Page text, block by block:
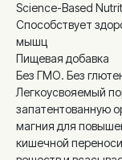
Science-Based
Способствует
мышц
Пищевая добавка
Без ГМО. Без
Легкоусвояемый
запатентованную
магния для
кишечной